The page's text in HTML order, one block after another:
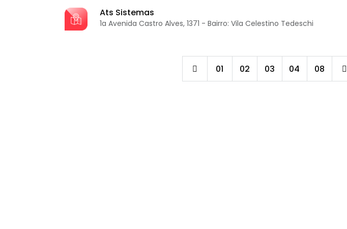
Ats Sistemas
1a Avenida Castro Alves, 1371 - Bairro: Vila Celestino Tedeschi
01 02 03 04 08